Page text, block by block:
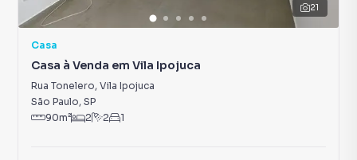
21
Casa
Casa à Venda em Vila Ipojuca
Rua Tonelero, Vila Ipojuca
São Paulo, SP
90m² 2 2 1